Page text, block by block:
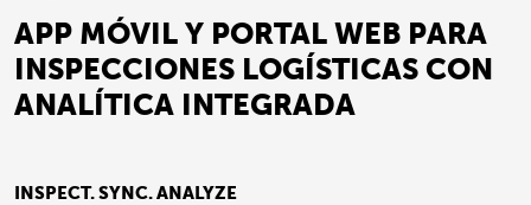
APP MÓVIL Y PORTAL WEB PARA
INSPECCIONES LOGÍSTICAS CON
ANALÍTICA INTEGRADA
INSPECT. SYNC. ANALYZE